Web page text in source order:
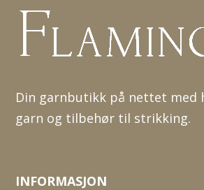
Din garnbutikk på nettet med
garn og tilbehør til strikking.
INFORMASJON